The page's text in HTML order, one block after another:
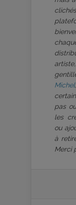
Michel
pas
les
ou
à
Merci